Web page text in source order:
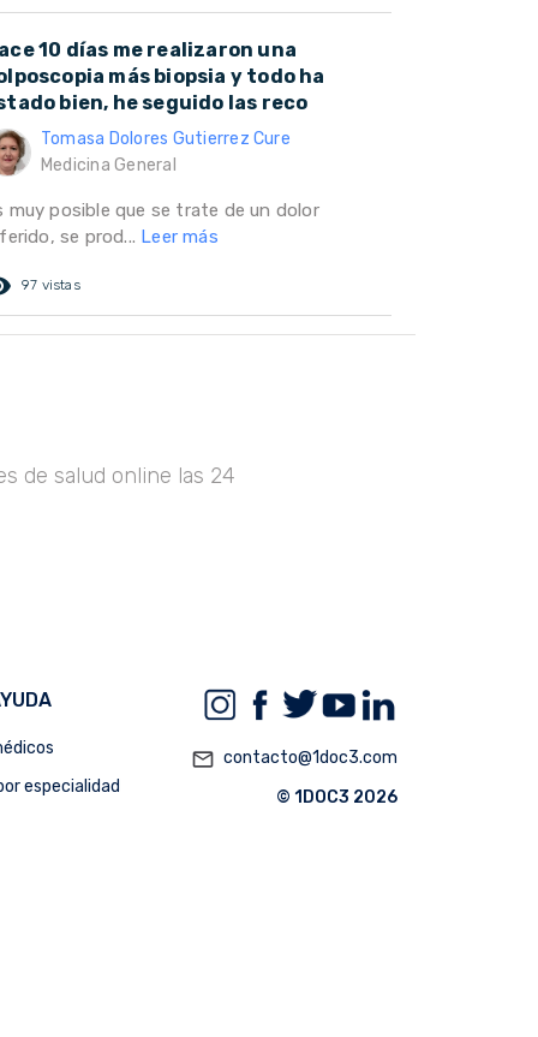
10 días me realizaron una
más biopsia y todo ha
bien, he seguido las reco
Tomasa Dolores Gutierrez Cure
Medicina General
muy posible que se trate de un dolor
se prod... Leer más
97 vistas
de salud online las 24
especialidad
mail_outline contacto@1doc3.com
© 1DOC3 2026